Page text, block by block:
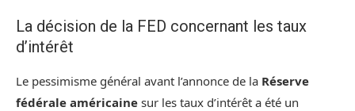
La décision de la FED concernant les taux
d’intérêt
Le pessimisme général avant l’annonce de la Réserve
fédérale américaine sur les taux d’intérêt a été un